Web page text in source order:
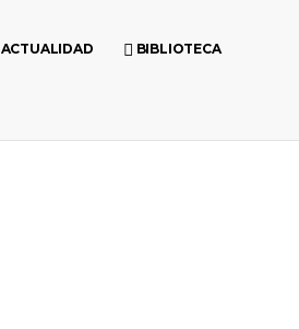
ACTUALIDAD BIBLIOTECA